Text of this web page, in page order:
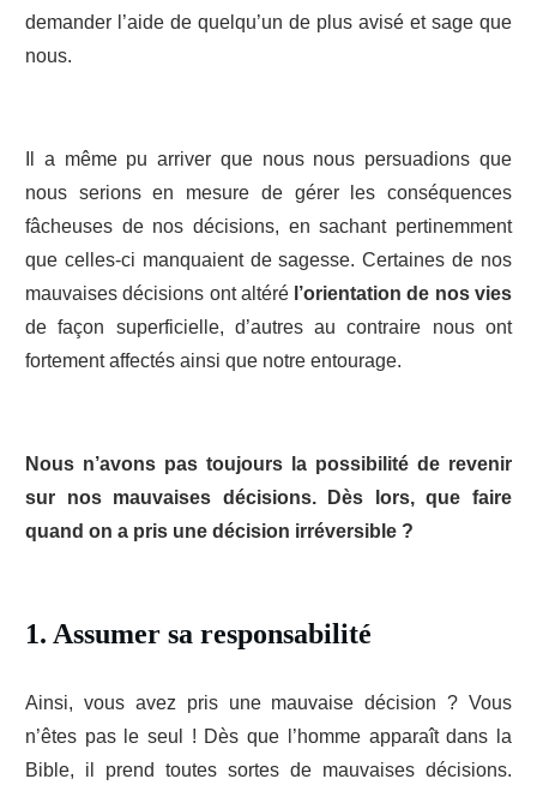
demander l’aide de quelqu’un de plus avisé et sage que
nous.
Il a même pu arriver que nous nous persuadions que
nous serions en mesure de gérer les conséquences
fâcheuses de nos décisions, en sachant pertinemment
que celles-ci manquaient de sagesse. Certaines de nos
mauvaises décisions ont altéré l’orientation de nos vies
de façon superficielle, d’autres au contraire nous ont
fortement affectés ainsi que notre entourage.
Nous n’avons pas toujours la possibilité de revenir
sur nos mauvaises décisions. Dès lors, que faire
quand on a pris une décision irréversible ?
1. Assumer sa responsabilité
Ainsi, vous avez pris une mauvaise décision ? Vous
n’êtes pas le seul ! Dès que l’homme apparaît dans la
Bible, il prend toutes sortes de mauvaises décisions.